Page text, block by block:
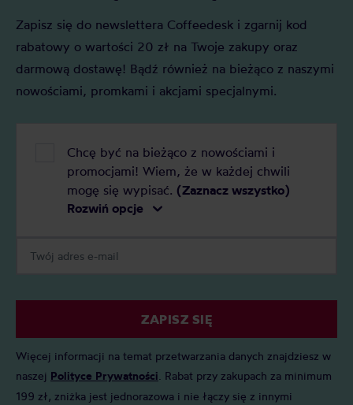
Zapisz się do newslettera Coffeedesk i zgarnij kod
rabatowy o wartości 20 zł na Twoje zakupy oraz
darmową dostawę! Bądź również na bieżąco z naszymi
nowościami, promkami i akcjami specjalnymi.
Chcę być na bieżąco z nowościami i
promocjami! Wiem, że w każdej chwili
mogę się wypisać. (Zaznacz wszystko)
Rozwiń opcje
ZAPISZ SIĘ
Więcej informacji na temat przetwarzania danych znajdziesz w
naszej Polityce Prywatności . Rabat przy zakupach za minimum
199 zł, zniżka jest jednorazowa i nie łączy się z innymi